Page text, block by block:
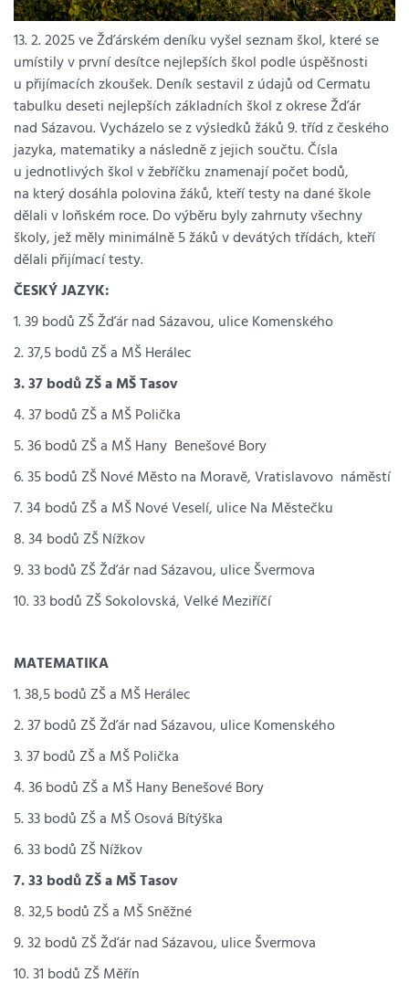
13. 2. 2025 ve Žďárském deníku vyšel seznam škol, které se
umístily v první desítce nejlepších škol podle úspěšnosti
u přijímacích zkoušek. Deník sestavil z údajů od Cermatu
tabulku deseti nejlepších základních škol z okrese Žďár
nad Sázavou. Vycházelo se z výsledků žáků 9. tříd z českého
jazyka, matematiky a následně z jejich součtu. Čísla
u jednotlivých škol v žebříčku znamenají počet bodů,
na který dosáhla polovina žáků, kteří testy na dané škole
dělali v loňském roce. Do výběru byly zahrnuty všechny
školy, jež měly minimálně 5 žáků v devátých třídách, kteří
dělali přijímací testy.
ČESKÝ JAZYK:
1. 39 bodů ZŠ Žďár nad Sázavou, ulice Komenského
2. 37,5 bodů ZŠ a MŠ Herálec
3. 37 bodů ZŠ a MŠ Tasov
4. 37 bodů ZŠ a MŠ Polička
5. 36 bodů ZŠ a MŠ Hany Benešové Bory
6. 35 bodů ZŠ Nové Město na Moravě, Vratislavovo náměstí
7. 34 bodů ZŠ a MŠ Nové Veselí, ulice Na Městečku
8. 34 bodů ZŠ Nížkov
9. 33 bodů ZŠ Žďár nad Sázavou, ulice Švermova
10. 33 bodů ZŠ Sokolovská, Velké Meziříčí
MATEMATIKA
1. 38,5 bodů ZŠ a MŠ Herálec
2. 37 bodů ZŠ Žďár nad Sázavou, ulice Komenského
3. 37 bodů ZŠ a MŠ Polička
4. 36 bodů ZŠ a MŠ Hany Benešové Bory
5. 33 bodů ZŠ a MŠ Osová Bítýška
6. 33 bodů ZŠ Nížkov
7. 33 bodů ZŠ a MŠ Tasov
8. 32,5 bodů ZŠ a MŠ Sněžné
9. 32 bodů ZŠ Žďár nad Sázavou, ulice Švermova
10. 31 bodů ZŠ Měřín